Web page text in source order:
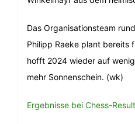
Das Organisationsteam
Philipp Raeke plant bereits
hofft 2024 wieder auf
mehr Sonnenschein. (wk)
Ergebnisse bei Chess-